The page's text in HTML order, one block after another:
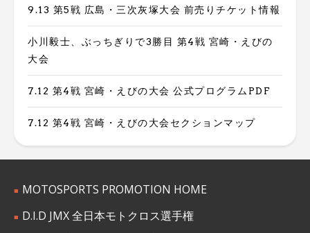
9.13 第5戦 広島・三次灰塚大会 前売りチケット情報
小川毅士、ぶっちぎりで3勝目 第4戦 宮崎・えびの
大会
7.12 第4戦 宮崎・えびの大会 公式プログラムPDF
7.12 第4戦 宮崎・えびの大会セクションマップ
MOTOSPORTS PROMOTION HOME
D.I.D JMX 全日本モトクロス選手権